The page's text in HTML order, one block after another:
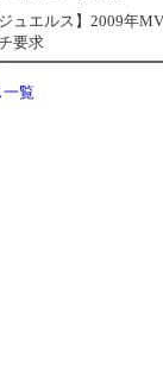
ジュエルス】2009年
要求
覧